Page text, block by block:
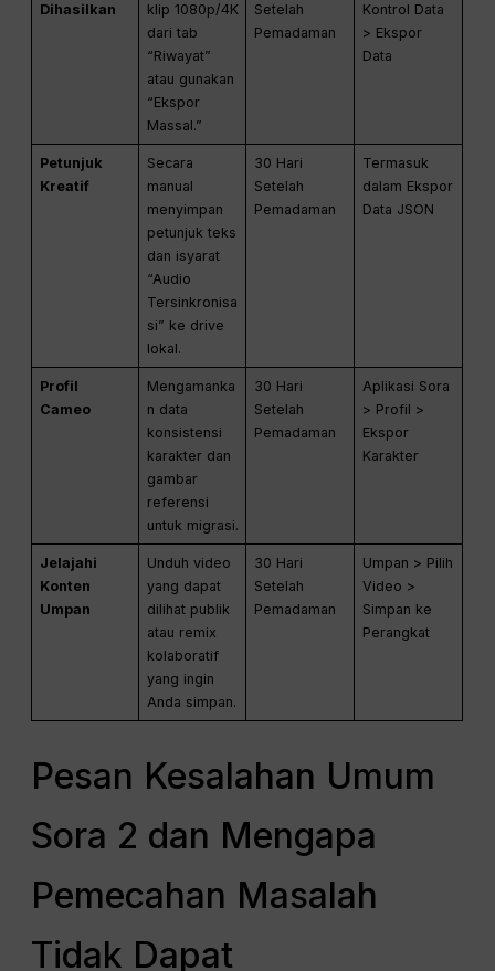
Dihasilkan
klip 1080p/4K
dari tab
“Riwayat”
atau gunakan
“Ekspor
Massal.”
Setelah
Pemadaman
Kontrol Data
> Ekspor
Data
Petunjuk
Kreatif
Secara
manual
menyimpan
petunjuk teks
dan isyarat
“Audio
Tersinkronisa
si” ke drive
lokal.
30 Hari
Setelah
Pemadaman
Termasuk
dalam Ekspor
Data JSON
Profil
Cameo
Mengamanka
n data
konsistensi
karakter dan
gambar
referensi
untuk migrasi.
30 Hari
Setelah
Pemadaman
Aplikasi Sora
> Profil >
Ekspor
Karakter
Jelajahi
Konten
Umpan
Unduh video
yang dapat
dilihat publik
atau remix
kolaboratif
yang ingin
Anda simpan.
30 Hari
Setelah
Pemadaman
Umpan > Pilih
Video >
Simpan ke
Perangkat
Pesan Kesalahan Umum
Sora 2 dan Mengapa
Pemecahan Masalah
Tidak Dapat